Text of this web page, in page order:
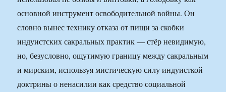
основной инструмент освободительной войны. Он
словно вынес технику отказа от пищи за скобки
индуистских сакральных практик — стёр невидимую,
но, безусловно, ощутимую границу между сакральным
и мирским, используя мистическую силу индуисткой
доктрины о ненасилии как средство социальной